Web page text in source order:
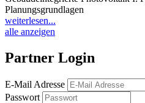
Planungsgrundlagen
weiterlesen...
alle anzeigen
Partner Login
E-Mail Adresse
Passwort